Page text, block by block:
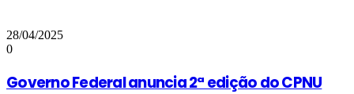
28/04/2025
0
Governo Federal anuncia 2ª edição do CPNU